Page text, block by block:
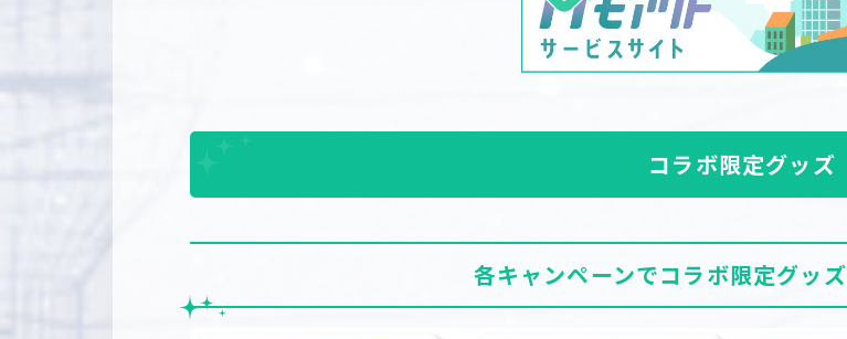
コラボ限定グッズ
各キャンペーンでコラボ限定グッ